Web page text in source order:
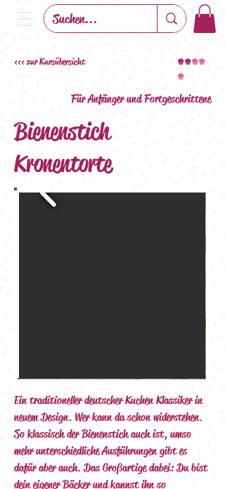
<<< zur Kursübersicht ++++
+
Für Anfänger und Fortgeschrittene
Bienenstich
Kronentorte
Ein traditioneller deutscher Kuchen Klassiker in
neuem Design. Wer kann da schon widerstehen.
So klassisch der Bienenstich auch ist, umso
mehr unterschiedliche Ausführungen gibt es
dafür aber auch. Das Großartige dabei: Du bist
dein eigener Bäcker und kannst ihn so